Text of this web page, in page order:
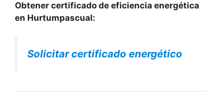
Obtener certificado de eficiencia energética
en Hurtumpascual:
Solicitar certificado energético